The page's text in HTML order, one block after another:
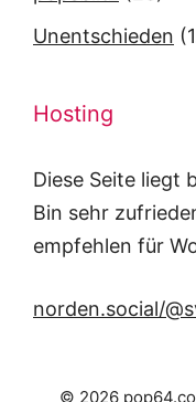
Unentschieden
Hosting
Diese Seite liegt
Bin sehr
empfehlen für
norden.social/
© 2026